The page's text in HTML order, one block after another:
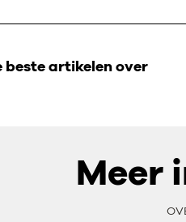
beste artikelen over
Meer